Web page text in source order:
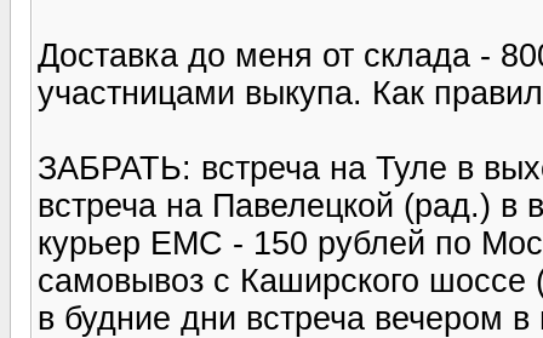
Доставка до меня от склада -
участницами выкупа. Как
ЗАБРАТЬ: встреча на Туле в
встреча на Павелецкой (рад.) в
курьер ЕМС - 150 рублей по
самовывоз с Каширского шоссе
в будние дни встреча вечером в